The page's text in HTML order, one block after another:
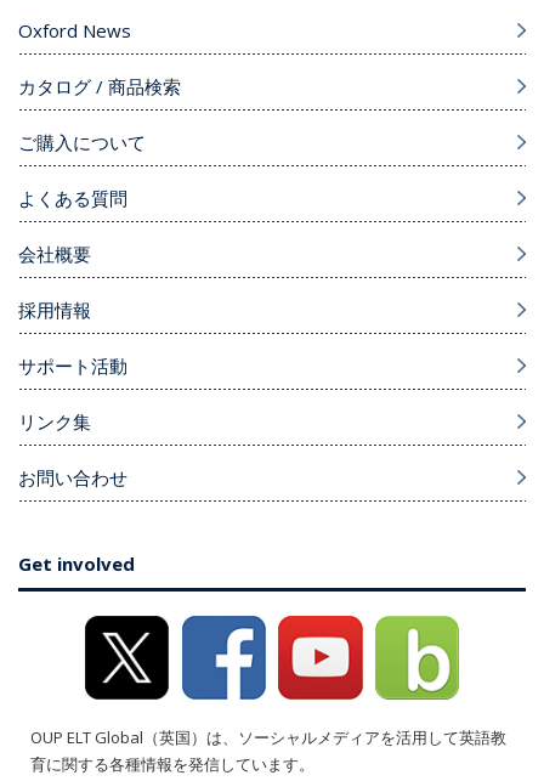
Oxford News
カタログ / 商品検索
ご購入について
よくある質問
会社概要
採用情報
サポート活動
リンク集
お問い合わせ
Get involved
OUP ELT Global（英国）は、ソーシャルメディアを活用して英語教
育に関する各種情報を発信しています。